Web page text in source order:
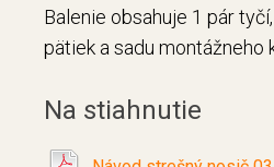
Balenie obsahuje 1 pár
pätiek a sadu montážneho
Na stiahnutie